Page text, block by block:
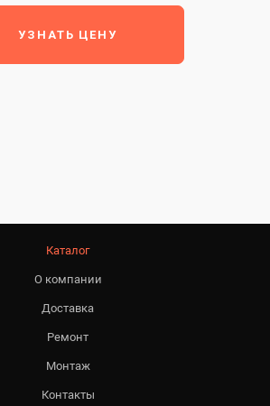
УЗНАТЬ ЦЕНУ
Каталог
О компании
Доставка
Ремонт
Монтаж
Контакты